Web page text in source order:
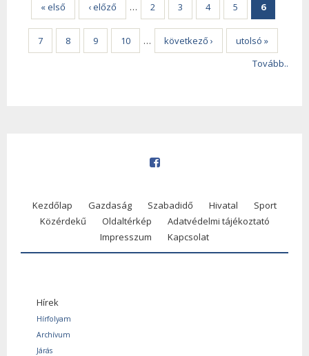
« első ‹ előző … 2 3 4 5 6
7 8 9 10 … következő ›
utolsó »
Tovább..
Kezdőlap Gazdaság Szabadidő Hivatal
Sport
Közérdekű
Oldaltérkép
Adatvédelmi tájékoztató
Impresszum
Kapcsolat
Hírek
Hírfolyam
Archívum
Járás